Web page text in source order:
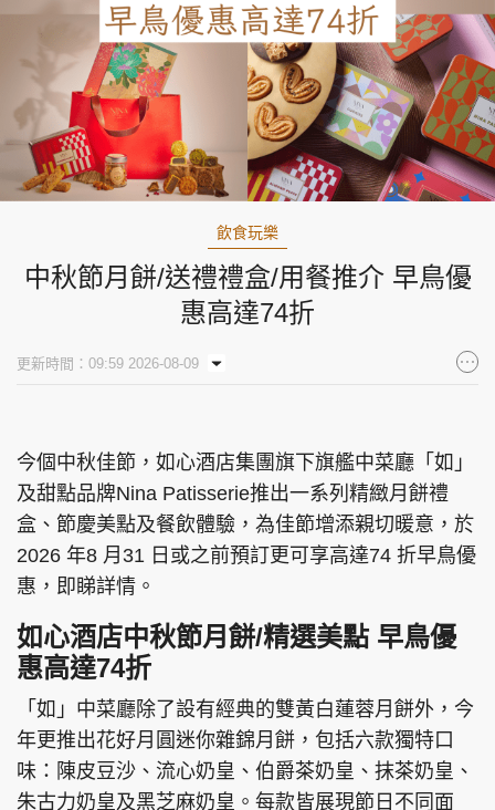
飲食玩樂
中秋節月餅/送禮禮盒/用餐推介 早鳥優
惠高達74折
更新時間：09:59 2026-08-09
今個中秋佳節，如心酒店集團旗下旗艦中菜廳「如」
及甜點品牌Nina Patisserie推出一系列精緻月餅禮
盒、節慶美點及餐飲體驗，為佳節增添親切暖意，於
2026 年8 月31 日或之前預訂更可享高達74 折早鳥優
惠，即睇詳情。
如心酒店中秋節月餅/精選美點 早鳥優
惠高達74折
「如」中菜廳除了設有經典的雙黃白蓮蓉月餅外，今
年更推出花好月圓迷你雜錦月餅，包括六款獨特口
味：陳皮豆沙、流心奶皇、伯爵茶奶皇、抹茶奶皇、
朱古力奶皇及黑芝麻奶皇。每款皆展現節日不同面